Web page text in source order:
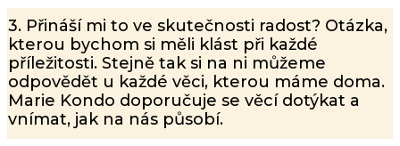
3. Přináší mi to ve skutečnosti radost? Otázka,
kterou bychom si měli klást při každé
příležitosti. Stejně tak si na ni můžeme
odpovědět u každé věci, kterou máme doma.
Marie Kondo doporučuje se věcí dotýkat a
vnímat, jak na nás působí.